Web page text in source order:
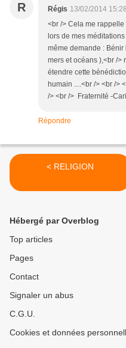
R Régis 13/02/2014 15:28
<br /> Cela me
lors de mes
même demande : Bénir
mers et océans ),<br />
étendre cette
humain ....<br /> <br />
/> <br /> Fraternité -
Répondre
< RELIGION
Hébergé par Overblog
Top articles
Pages
Contact
Signaler un abus
C.G.U.
Cookies et données